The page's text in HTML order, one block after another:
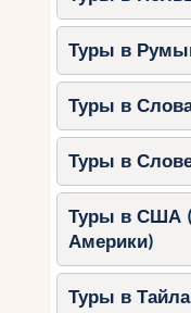
своим
Лучшие
осеннего
1. Пунта-Кана
Это самый
предлагающий
системой «всё
Туры в
Туры в
Туры в
Туры в США
Америки)
Туры в